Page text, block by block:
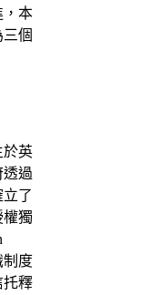
，本
個
於英
透過
立了
獨
制度
托釋